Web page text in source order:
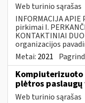
Web turinio sąrašas
INFORMACIJA APIE
pirkimai I.
KONTAKTINIAI
organizacijos
Metai: 2021
plėtros
Web turinio sąrašas